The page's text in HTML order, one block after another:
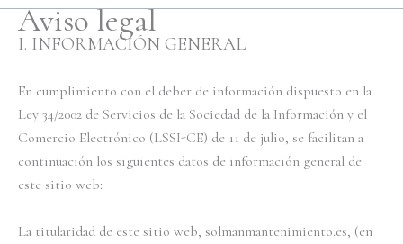
Aviso legal
I. INFORMACIÓN GENERAL
En cumplimiento con el deber de información dispuesto en la
Ley 34/2002 de Servicios de la Sociedad de la Información y el
Comercio Electrónico (LSSI-CE) de 11 de julio, se facilitan a
continuación los siguientes datos de información general de
este sitio web:
La titularidad de este sitio web, solmanmantenimiento.es, (en